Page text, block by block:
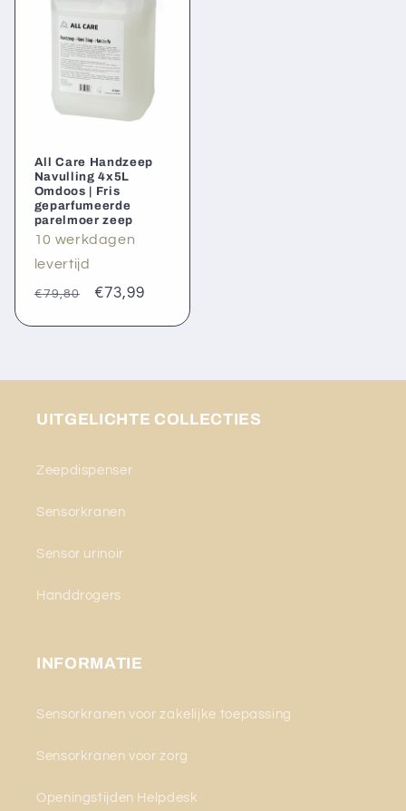
All Care Handzeep
Navulling 4x5L
Omdoos | Fris
geparfumeerde
parelmoer zeep
10 werkdagen
levertijd
Normale
€79,80 Aanbiedingsprijs
€73,99
UITGELICHTE COLLECTIES
Zeepdispenser
Sensorkranen
Sensor urinoir
Handdrogers
INFORMATIE
Sensorkranen voor zakelijke toepassing
Sensorkranen voor zorg
Openingstijden Helpdesk